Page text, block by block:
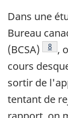
Dans une
Bureau
(BCSA)
Note
8 ,
cours
sortir de
tentant de